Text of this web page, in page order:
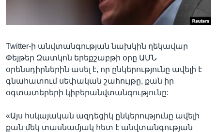
Twitter-ի անվտանգության նախկին ղեկավար
Փեյթեր Զատկոն երեքշաբթի օրը ԱՄՆ
օրենսդիրներին ասել է, որ ընկերությունը ավելի է
գնահատում սեփական շահույթը, քան իր
օգտատերերի կիբերանվտանգությունը:
«Այս հսկայական ազդեցիկ ընկերությունը ավելի
քան մեկ տասնամյակ հետ է անվտանգության